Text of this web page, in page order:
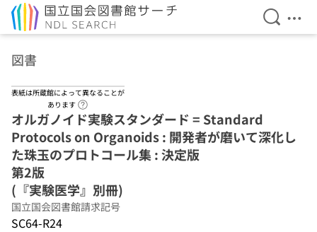
検索を
メ
図書
表紙は所蔵館によって異なることが
あります
オルガノイド実験スタンダード = Standard
Protocols on Organoids : 開発者が磨いて深化し
た珠玉のプロトコール集 : 決定版
第2版
(『実験医学』別冊)
国立国会図書館請求記号
SC64-R24